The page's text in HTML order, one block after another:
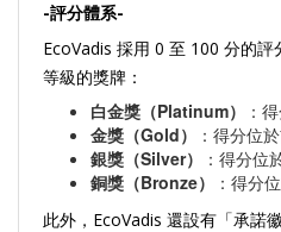
-評分體系-
EcoVadis 採用 0 至 100 分的
等級的獎牌：
白金獎（Platinum）
：
金獎（Gold）
：得分位
銀獎（Silver）
：得分位
銅獎（Bronze）
：得分
此外，EcoVadis 還設有「承諾